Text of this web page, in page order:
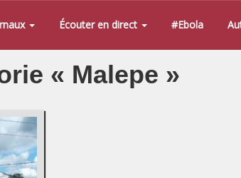
Écouter en direct #Ebola
« Malepe »